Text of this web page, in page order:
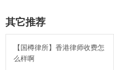
其它推荐
【国樽律所】香港律师收费怎
么样啊